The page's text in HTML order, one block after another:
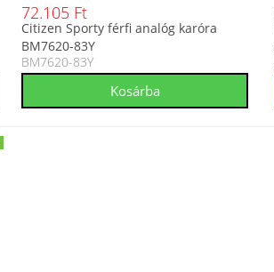
72.105 Ft
Citizen Sporty férfi analóg karóra
BM7620-83Y
BM7620-83Y